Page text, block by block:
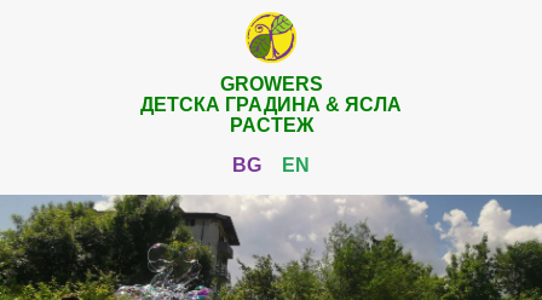
GROWERS
ДЕТСКА ГРАДИНА & ЯСЛА
РАСТЕЖ
BG
EN